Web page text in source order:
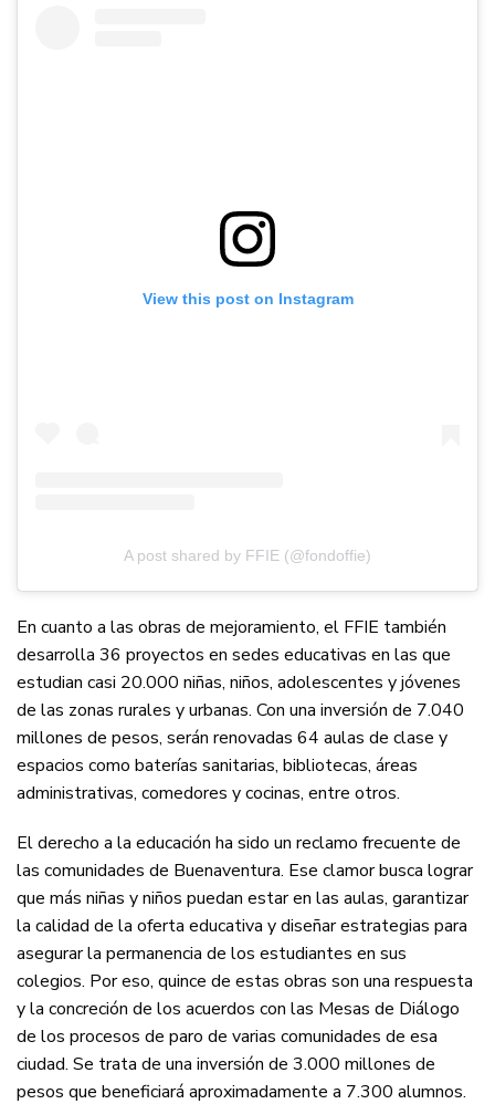
View this post on Instagram
A post shared by FFIE (@fondoffie)
En cuanto a las obras de mejoramiento, el FFIE también
desarrolla 36 proyectos en sedes educativas en las que
estudian casi 20.000 niñas, niños, adolescentes y jóvenes
de las zonas rurales y urbanas. Con una inversión de 7.040
millones de pesos, serán renovadas 64 aulas de clase y
espacios como baterías sanitarias, bibliotecas, áreas
administrativas, comedores y cocinas, entre otros.
El derecho a la educación ha sido un reclamo frecuente de
las comunidades de Buenaventura. Ese clamor busca lograr
que más niñas y niños puedan estar en las aulas, garantizar
la calidad de la oferta educativa y diseñar estrategias para
asegurar la permanencia de los estudiantes en sus
colegios. Por eso, quince de estas obras son una respuesta
y la concreción de los acuerdos con las Mesas de Diálogo
de los procesos de paro de varias comunidades de esa
ciudad. Se trata de una inversión de 3.000 millones de
pesos que beneficiará aproximadamente a 7.300 alumnos.